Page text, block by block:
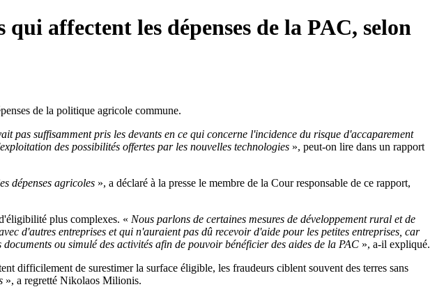
affectent les dépenses de la PAC, selon
de la politique agricole commune.
pas suffisamment pris les devants en ce qui concerne l'incidence du risque d'accaparement
des possibilités offertes par les nouvelles technologies », peut-on lire dans un rapport
dépenses agricoles », a déclaré à la presse le membre de la Cour responsable de ce rapport,
plus complexes. « Nous parlons de certaines mesures de développement rural et de
d'autres entreprises et qui n'auraient pas dû recevoir d'aide pour les petites entreprises, car
ou simulé des activités afin de pouvoir bénéficier des aides de la PAC », a-il expliqué.
difficilement de surestimer la surface éligible, les fraudeurs ciblent souvent des terres sans
», a regretté Nikolaos Milionis.